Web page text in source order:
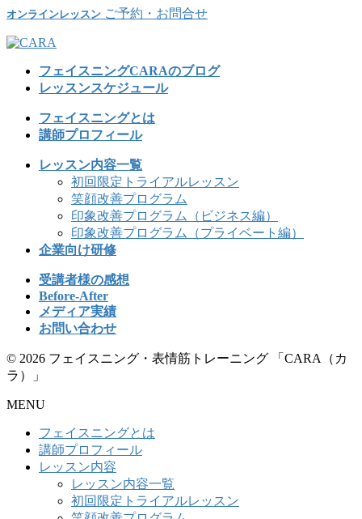
オンラインレッスン ご予約・お問合せ
フェイスニングCARAのブログ
レッスンスケジュール
フェイスニングとは
講師プロフィール
レッスン内容一覧
初回限定トライアルレッスン
笑顔改善プログラム
印象改善プログラム（ビジネス編）
印象改善プログラム（プライベート編）
企業向け研修
受講者様の感想
Before-After
メディア実績
お問い合わせ
© 2026 フェイスニング・表情筋トレーニング 「CARA（カ
ラ）」
MENU
フェイスニングとは
講師プロフィール
レッスン内容
レッスン内容一覧
初回限定トライアルレッスン